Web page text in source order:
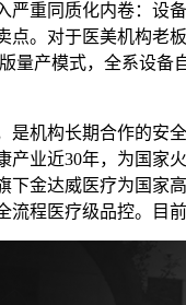
严重同质化内卷：设
点。对于医美机构老
量产模式，全系设
是机构长期合作的安
产业近30年，为国家
下金达威医疗为国
流程医疗级品控。目